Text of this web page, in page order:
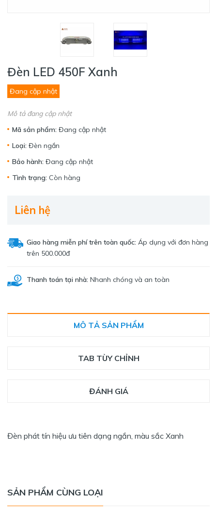
Đèn LED 450F Xanh
Đang cập nhật
Mô tả đang cập nhật
Mã sản phẩm: Đang cập nhật
Loại: Đèn ngắn
Bảo hành: Đang cập nhật
Tình trạng: Còn hàng
Liên hệ
Giao hàng miễn phí trên toàn quốc: Áp dụng với đơn hàng
trên 500.000đ
Thanh toán tại nhà: Nhanh chóng và an toàn
MÔ TẢ SẢN PHẨM
TAB TÙY CHỈNH
ĐÁNH GIÁ
Đèn phát tín hiệu ưu tiên dạng ngắn, màu sắc Xanh
SẢN PHẨM CÙNG LOẠI